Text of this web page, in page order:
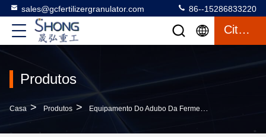
sales@gcfertilizergranulator.com 86--15286833220
Citações
Produtos
Casa > Produtos > Equipamento Do Adubo Da Fermentação